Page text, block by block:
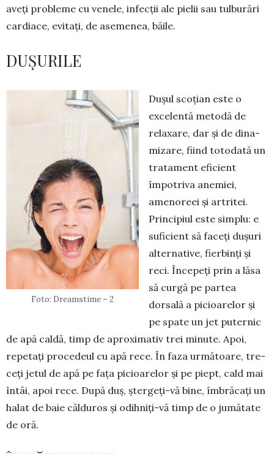
aveți probleme cu venele, infecții ale pielii sau tul­burări
cardiace, evitați, de asemenea, băile.
DUȘURILE
Foto: Dreamstime – 2
Dușul scoțian este o
excelentă me­todă de
relaxare, dar și de dina­
mizare, fiind toto­da­tă un
tratament eficient
împotriva ane­miei,
amenoreei și artri­tei.
Principiul este simplu: e
suficient să faceți dușuri
al­ter­na­ti­ve, fierbinți și
reci. Începeți prin a lăsa
să curgă pe partea
dorsală a picioa­relor și
pe spa­te un jet puternic
de apă caldă, timp de aproximativ trei minute. Apoi,
repetați pro­cedeul cu apă rece. În faza urmă­toare, tre­
ceți jetul de apă pe fața pi­cioarelor și pe piept, cald mai
întâi, apoi rece. După duș, ștergeți-vă bine, îmbrăcați un
halat de baie călduros și odihniți-vă timp de o jumătate
de oră.